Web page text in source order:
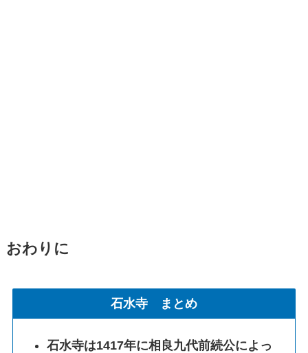
おわりに
石水寺 まとめ
石水寺は1417年に相良九代前続公によっ